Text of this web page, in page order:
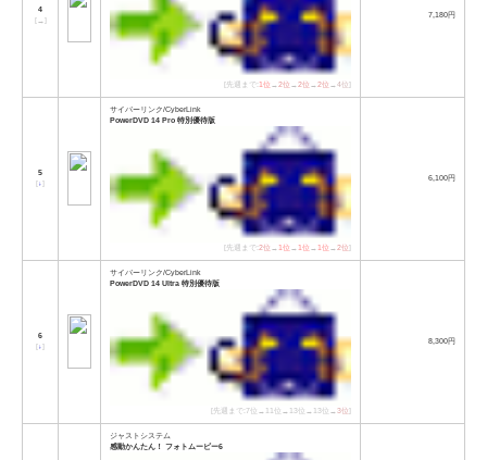
4
[→ ]
[先週まで:1位 →2位 →2位 →2位 →4位]
7,180円
5
[↓]
サイバーリンク/CyberLink
PowerDVD 14 Pro 特別優待版
[先週まで:2位 →1位 →1位 →1位 →2位]
6,100円
6
[↓]
サイバーリンク/CyberLink
PowerDVD 14 Ultra 特別優待版
[先週まで:7位→11位→13位→13位→3位]
8,300円
ジャストシステム
感動かんたん！ フォトムービー6